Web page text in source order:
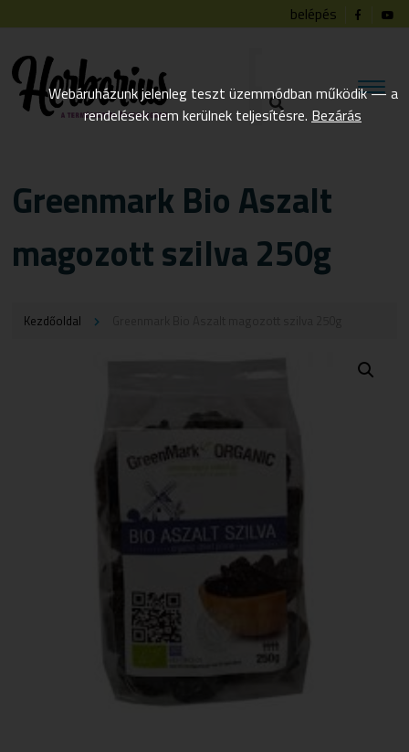
belépés
Greenmark Bio Aszalt
magozott szilva 250g
Kezdőoldal
Webáruházunk jelenleg teszt üzemmódban működik — a
rendelések nem kerülnek teljesítésre. Bezárás